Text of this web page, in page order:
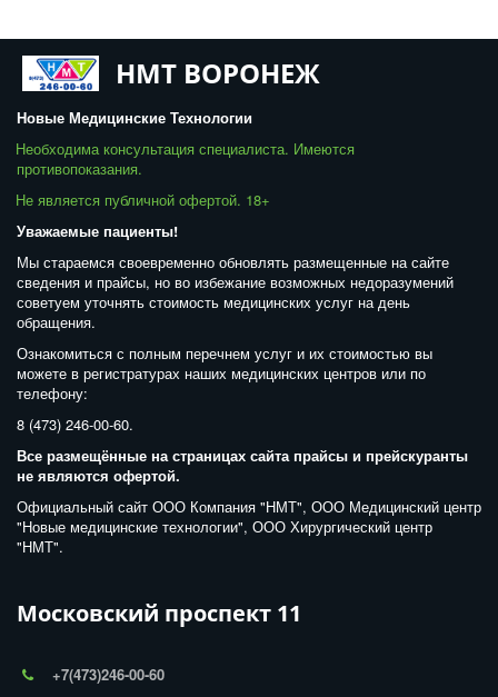
НМТ ВОРОНЕЖ
Новые Медицинские Технологии
Необходима консультация специалиста. Имеются
противопоказания.
Не является публичной офертой. 18+
Уважаемые пациенты!
Мы стараемся своевременно обновлять размещенные на сайте
сведения и прайсы, но во избежание возможных недоразумений
советуем уточнять стоимость медицинских услуг на день
обращения.
Ознакомиться с полным перечнем услуг и их стоимостью вы
можете в регистратурах наших медицинских центров или по
телефону:
8 (473) 246-00-60.
Все размещённые на страницах сайта прайсы и прейскуранты
не являются офертой.
Официальный сайт ООО Компания "НМТ", ООО Медицинский центр
"Новые медицинские технологии", ООО Хирургический центр
"НМТ".
Московский проспект 11
+7(473)246-00-60